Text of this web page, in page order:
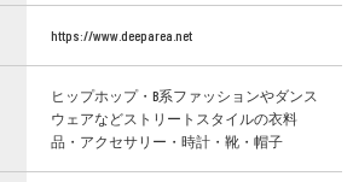
https://www.deeparea.net
ヒップホップ・B系ファッションやダンス
ウェアなどストリートスタイルの衣料
品・アクセサリー・時計・靴・帽子